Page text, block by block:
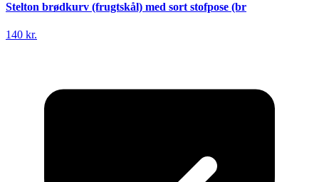
Stelton brødkurv (frugtskål) med sort stofpose (br
140 kr.